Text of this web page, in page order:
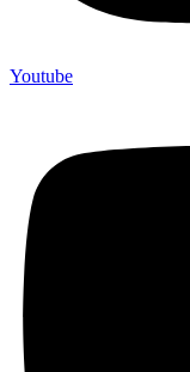
Youtube